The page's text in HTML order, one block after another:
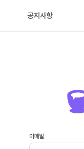
공지사항
이메일